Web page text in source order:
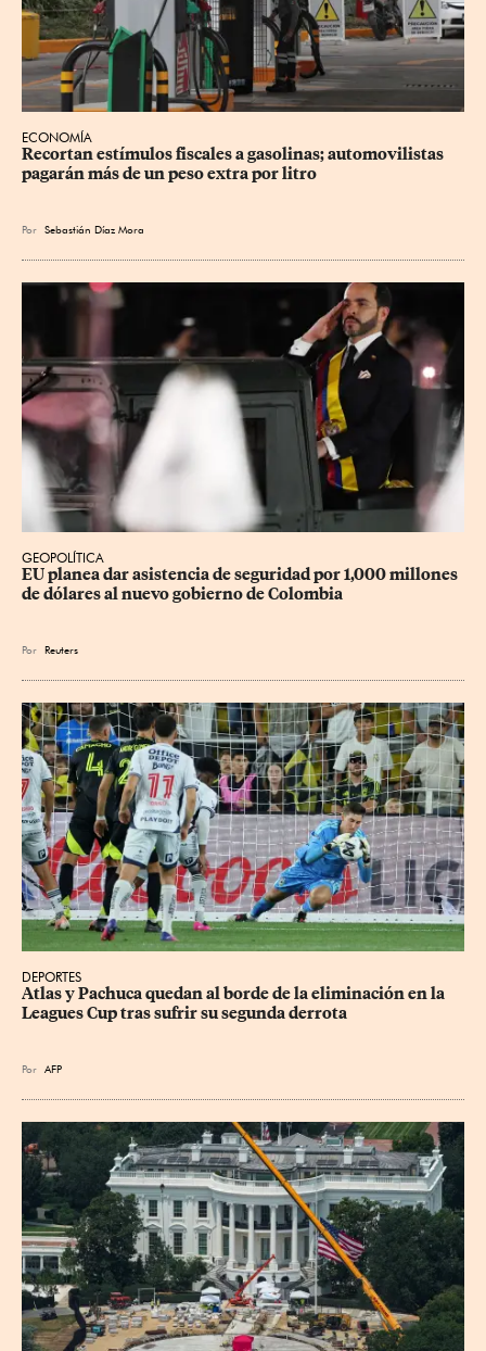
ECONOMÍA
Recortan estímulos fiscales a gasolinas; automovilistas
pagarán más de un peso extra por litro
Por Sebastián Díaz Mora
GEOPOLÍTICA
EU planea dar asistencia de seguridad por 1,000 millones
de dólares al nuevo gobierno de Colombia
Por Reuters
DEPORTES
Atlas y Pachuca quedan al borde de la eliminación en la
Leagues Cup tras sufrir su segunda derrota
Por AFP